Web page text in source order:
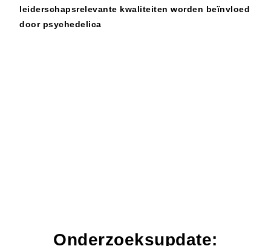
leiderschapsrelevante kwaliteiten worden beïnvloed
door psychedelica
Onderzoeksupdate: